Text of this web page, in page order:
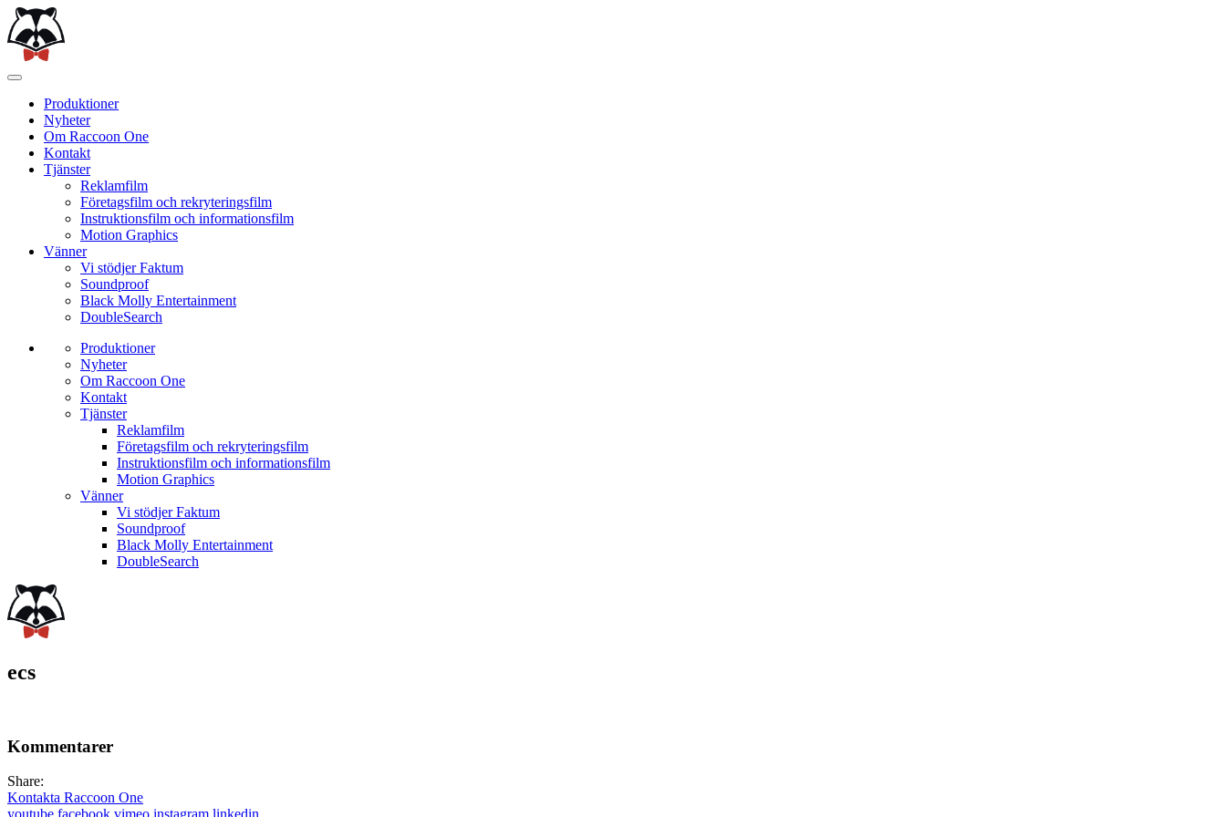
Produktioner
Nyheter
Om Raccoon One
Kontakt
Tjänster
Reklamfilm
Företagsfilm och rekryteringsfilm
Instruktionsfilm och informationsfilm
Motion Graphics
Vänner
Vi stödjer Faktum
Soundproof
Black Molly Entertainment
DoubleSearch
Produktioner
Nyheter
Om Raccoon One
Kontakt
Tjänster
Reklamfilm
Företagsfilm och rekryteringsfilm
Instruktionsfilm och informationsfilm
Motion Graphics
Vänner
Vi stödjer Faktum
Soundproof
Black Molly Entertainment
DoubleSearch
ecs
Kommentarer
Share:
Kontakta Raccoon One